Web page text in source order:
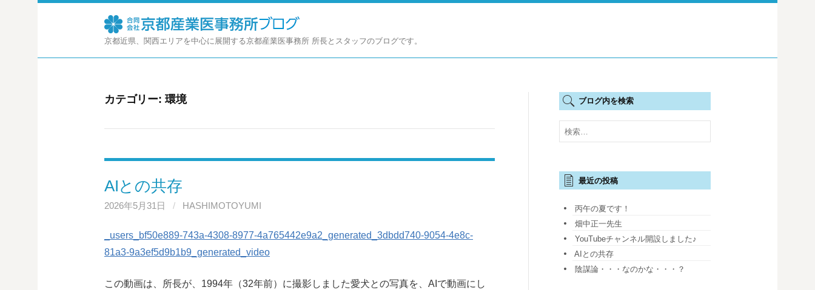
コ
京都近県、関西エリアを中心に展開する京都産業医事務所 所長とスタッフのブログです。
カテゴリー: 環境
AIとの共存
2026年5月31日 / HASHIMOTOYUMI
_users_bf50e889-743a-4308-8977-4a765442e9a2_generated_3dbdd740-9054-4e8c-
81a3-9a3ef5d9b1b9_generated_video
この動画は、所長が、1994年（32年前）に撮影しました愛犬との写真を、AIで動画にし
ブログ内を検索
検
索:
最近の投稿
丙午の夏です！
畑中正一先生
YouTubeチャンネル開設しました♪
AIとの共存
陰謀論・・・なのかな・・・？